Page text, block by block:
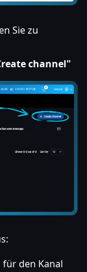
Sie zu
channel"
den Kanal